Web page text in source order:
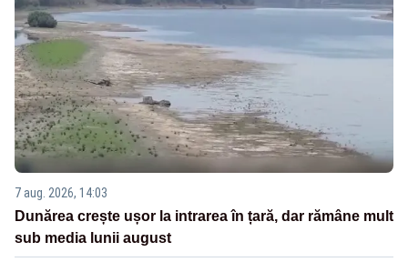
7 aug. 2026, 14:03
Dunărea crește ușor la intrarea în țară, dar rămâne mult
sub media lunii august